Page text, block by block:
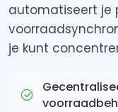
automatiseert je
je kunt